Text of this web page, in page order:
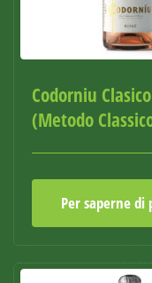
Codorniu
(Metodo
Per saperne di